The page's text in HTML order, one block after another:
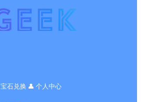
宝石兑换 👤 个人中心